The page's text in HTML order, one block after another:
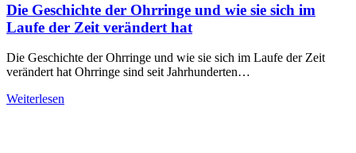
Die Geschichte der Ohrringe und wie sie sich im
Laufe der Zeit verändert hat
Die Geschichte der Ohrringe und wie sie sich im Laufe der Zeit
verändert hat Ohrringe sind seit Jahrhunderten…
Weiterlesen